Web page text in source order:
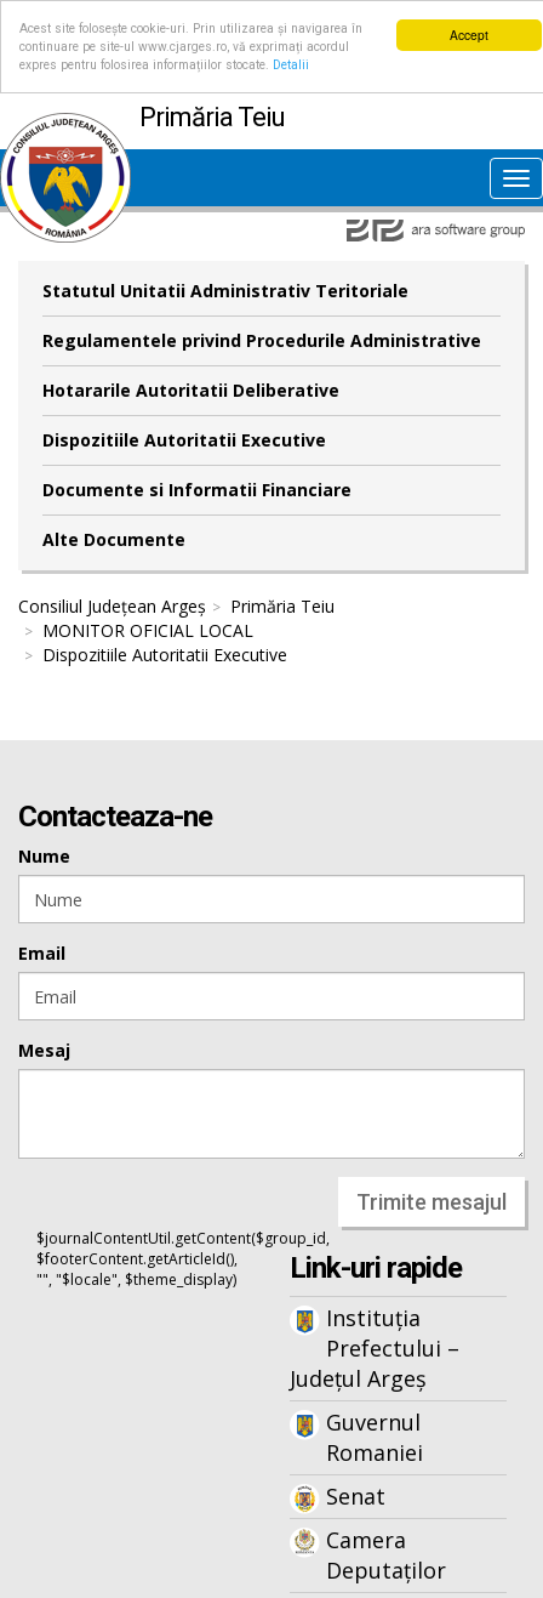
Accept
Acest site folosește cookie-uri. Prin utilizarea și navigarea în
continuare pe site-ul www.cjarges.ro, vă exprimați acordul
expres pentru folosirea informațiilor stocate.
Detalii
Primăria Teiu
Statutul Unitatii Administrativ Teritoriale
Regulamentele privind Procedurile Administrative
Hotararile Autoritatii Deliberative
Dispozitiile Autoritatii Executive
Documente si Informatii Financiare
Alte Documente
Consiliul Județean Argeș
Primăria Teiu
MONITOR OFICIAL LOCAL
Dispozitiile Autoritatii Executive
Contacteaza-ne
Nume
Email
Mesaj
Trimite mesajul
$journalContentUtil.getContent($group_id,
$footerContent.getArticleId(),
"", "$locale", $theme_display)
Link-uri rapide
Instituția
Prefectului –
Județul Argeș
Guvernul
Romaniei
Senat
Camera
Deputaților